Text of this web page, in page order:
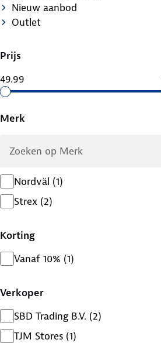
Nieuw aanbod
Outlet
Prijs
49.99
Merk
Nordväl (1)
Strex (2)
Korting
Vanaf 10% (1)
Verkoper
SBD Trading B.V. (2)
TJM Stores (1)